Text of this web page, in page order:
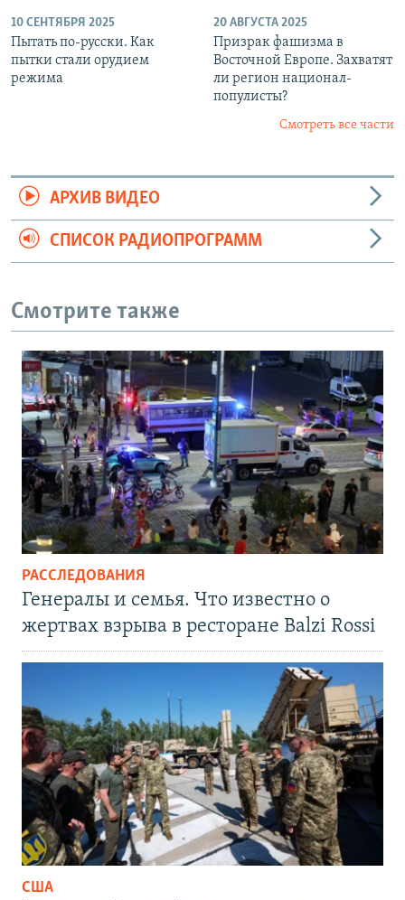
10 СЕНТЯБРЯ 2025
Пытать по-русски. Как
пытки стали орудием
режима
20 АВГУСТА 2025
Призрак фашизма в
Восточной Европе. Захватят
ли регион национал-
популисты?
Смотреть все части
АРХИВ ВИДЕО
СПИСОК РАДИОПРОГРАММ
Смотрите также
РАССЛЕДОВАНИЯ
Генералы и семья. Что известно о
жертвах взрыва в ресторане Balzi Rossi
США